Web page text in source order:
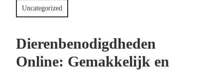
Uncategorized
Dierenbenodigdheden
Online: Gemakkelijk en